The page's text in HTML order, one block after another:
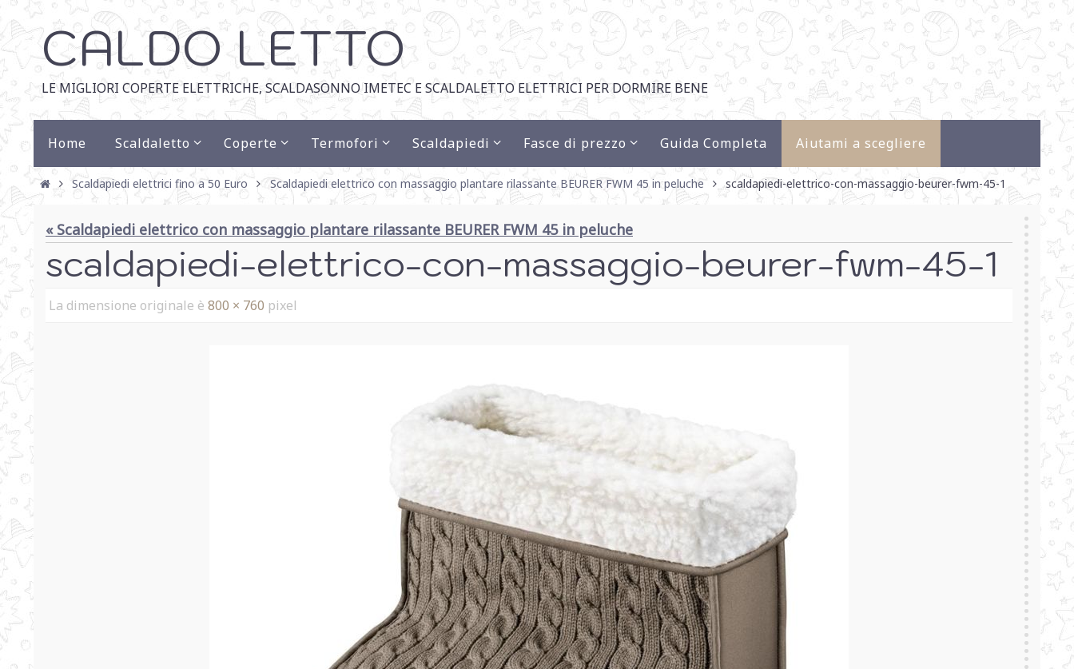
CALDO LETTO
LE MIGLIORI COPERTE ELETTRICHE, SCALDASONNO IMETEC E SCALDALETTO ELETTRICI PER DORMIRE BENE
Home Scaldaletto Coperte Termofori Scaldapiedi Fasce di prezzo Guida Completa Aiutami a scegliere
Scaldapiedi elettrici fino a 50 Euro Scaldapiedi elettrico con massaggio plantare rilassante BEURER FWM 45 in peluche scaldapiedi-elettrico-con-massaggio-beurer-fwm-45-1
« Scaldapiedi elettrico con massaggio plantare rilassante BEURER FWM 45 in peluche
scaldapiedi-elettrico-con-massaggio-beurer-fwm-45-1
La dimensione originale è 800 × 760 pixel